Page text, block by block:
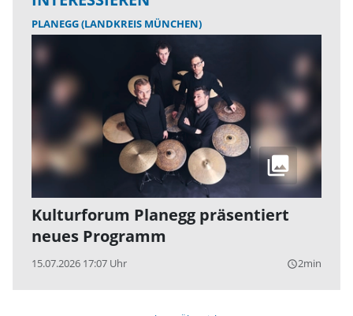
PLANEGG (LANDKREIS MÜNCHEN)
Kulturforum Planegg präsentiert
neues Programm
15.07.2026 17:07 Uhr query_builder2min